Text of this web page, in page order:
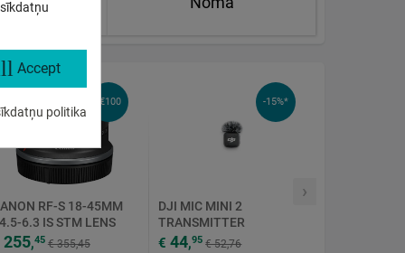
Accept
politika
›
-€100
RF-S 18-45MM
6.3 IS STM LENS
255,45 € 355,45
-15%*
DJI MIC MINI 2
TRANSMITTER
€ 44,95 € 52,76